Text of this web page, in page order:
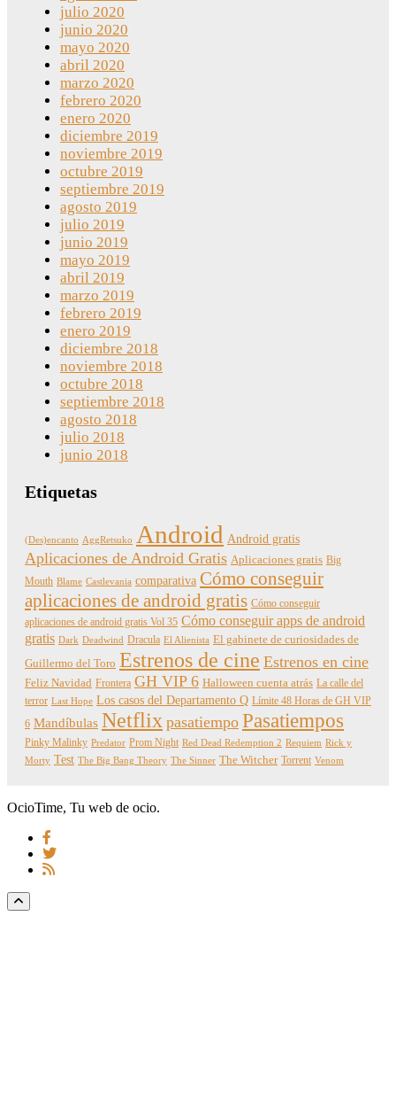
julio 2020
junio 2020
mayo 2020
abril 2020
marzo 2020
febrero 2020
enero 2020
diciembre 2019
noviembre 2019
octubre 2019
septiembre 2019
agosto 2019
julio 2019
junio 2019
mayo 2019
abril 2019
marzo 2019
febrero 2019
enero 2019
diciembre 2018
noviembre 2018
octubre 2018
septiembre 2018
agosto 2018
julio 2018
junio 2018
Etiquetas
(Des)encanto AggRetsuko Android Android gratis
Aplicaciones de Android Gratis Aplicaciones gratis Big
Mouth Blame Castlevania comparativa Cómo conseguir
aplicaciones de android gratis Cómo conseguir
aplicaciones de android gratis Vol 35 Cómo conseguir apps de android
gratis Dark Deadwind Dracula El Alienista El gabinete de curiosidades de
Guillermo del Toro Estrenos de cine Estrenos en cine
Feliz Navidad Frontera GH VIP 6 Halloween cuenta atrás La calle del
terror Last Hope Los casos del Departamento Q Límite 48 Horas de GH VIP
6 Mandíbulas Netflix pasatiempo Pasatiempos
Pinky Malinky Predator Prom Night Red Dead Redemption 2 Requiem Rick y
Morty Test The Big Bang Theory The Sinner The Witcher Torrent Venom
OcioTime, Tu web de ocio.